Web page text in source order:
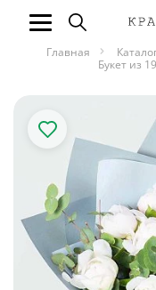
Главная
Букет из